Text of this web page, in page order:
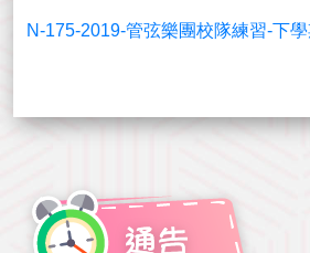
N-175-2019-管弦樂團校隊練習-下學